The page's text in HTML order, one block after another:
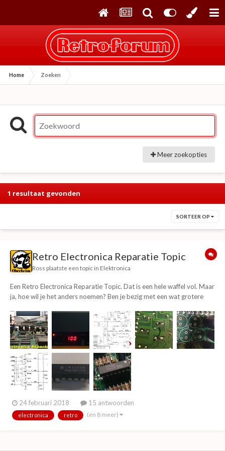
Home Zoeken
Meer zoekopties
1 resultaat gevonden
SORTEER OP
Retro Electronica Reparatie Topic
Ross plaatste een topic in Elektronica
Een Retro Electronica Reparatie Topic. Dat is een hele waffel vol. Maar
ja, hoe wil je het anders noemen? Ben je bezig met een wat grotere
de topic starter..... In een lang grijsch verleeden, gaf @...
24 februari 2018 15 antwoorden
electronica retro (en 8 meer)